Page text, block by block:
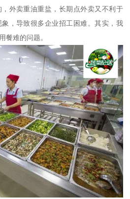
外卖重油重盐，长期点外卖又不利于
，导致很多企业招工困难。其实，我
餐难的问题。